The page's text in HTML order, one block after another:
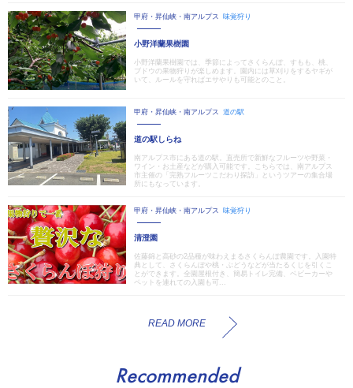
甲府・昇仙峡・南アルプス 味覚狩り
小野洋蘭果樹園
小野洋蘭果樹園では、季節によってさくらんぼ、すもも、桃、
ブドウの果物狩りが楽しめます。園内には草刈りをするヤギが
いて、ルールを守ればエサやりも可能とのこと。
甲府・昇仙峡・南アルプス 道の駅
道の駅しらね
南アルプス市にある道の駅。直売所で新鮮なフルーツや野菜・
ワイン・お土産などが購入可能です。こちらでは、南アルプス
市主催の「完熟フルーツこだわり探訪」というツアーの集合場
所にもなっています。
甲府・昇仙峡・南アルプス 味覚狩り
清澄園
佐藤錦と高砂の2品種が味わえまるさくらんぼ農園です。入園特
典として、さくらんぼや桃・ぶどうなどが当たるくじを引くこ
とができます。全園屋根付き、簡易トイレ完備、ベビーカーや
ペットを連れての入園も可...
READ MORE
Recommended